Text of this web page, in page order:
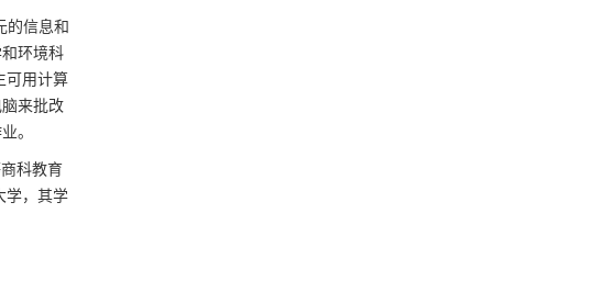
的信息和
环境科
可用计算
来批改
。
科教育
学，其学